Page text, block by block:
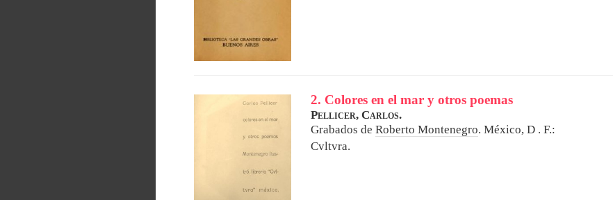
2. Colores en el mar y otros poemas
Pellicer, Carlos.
Grabados deRoberto Montenegro.México, D . F.:
Cvltvra.